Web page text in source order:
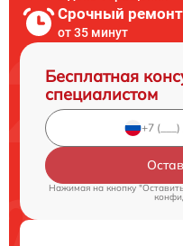
Срочный ремонт
от 35 минут
Бесплатная
специалистом
Нажимая на кнопку